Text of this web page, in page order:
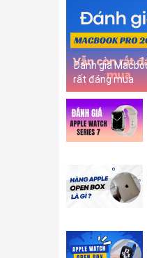
Đánh giá
rất đáng mua